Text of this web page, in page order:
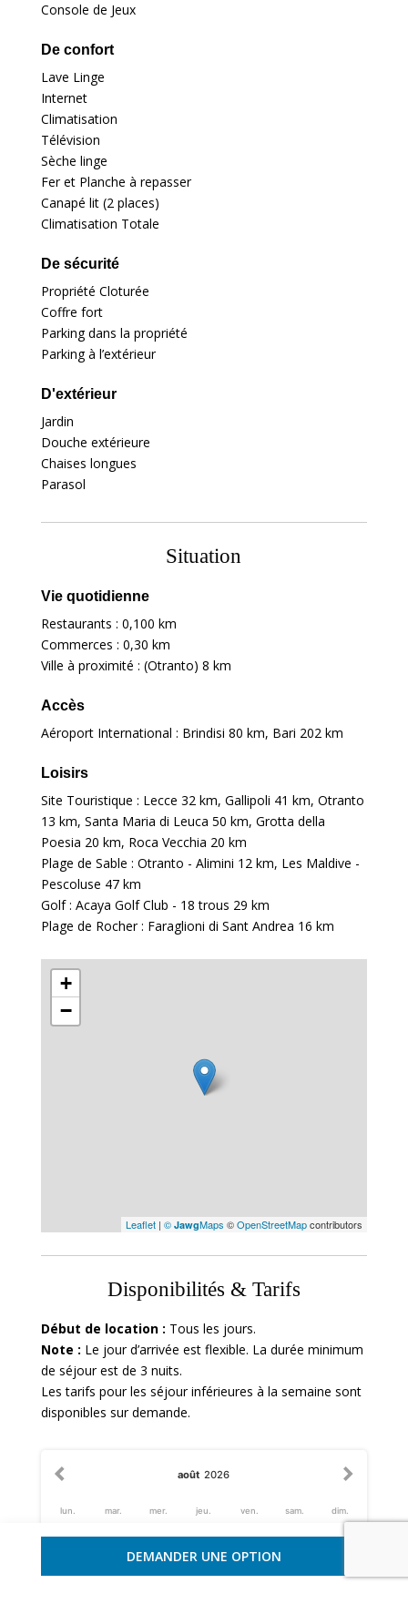
Console de Jeux
De confort
Lave Linge
Internet
Climatisation
Télévision
Sèche linge
Fer et Planche à repasser
Canapé lit (2 places)
Climatisation Totale
De sécurité
Propriété Cloturée
Coffre fort
Parking dans la propriété
Parking à l’extérieur
D'extérieur
Jardin
Douche extérieure
Chaises longues
Parasol
Situation
Vie quotidienne
Restaurants : 0,100 km
Commerces : 0,30 km
Ville à proximité : (Otranto) 8 km
Accès
Aéroport International : Brindisi 80 km, Bari 202 km
Loisirs
Site Touristique : Lecce 32 km, Gallipoli 41 km, Otranto
13 km, Santa Maria di Leuca 50 km, Grotta della
Poesia 20 km, Roca Vecchia 20 km
Plage de Sable : Otranto - Alimini 12 km, Les Maldive -
Pescoluse 47 km
Golf : Acaya Golf Club - 18 trous 29 km
Plage de Rocher : Faraglioni di Sant Andrea 16 km
+
−
Leaflet |©JawgMaps ©OpenStreetMapcontributors
Disponibilités & Tarifs
Début de location : Tous les jours.
Note : Le jour d’arrivée est flexible. La durée minimum
de séjour est de 3 nuits.
Les tarifs pour les séjour inférieures à la semaine sont
disponibles sur demande.
août 2026
lun. mar. mer. jeu. ven. sam. dim.
1 2
3 4 5 6 7 8 9
DEMANDER UNE OPTION